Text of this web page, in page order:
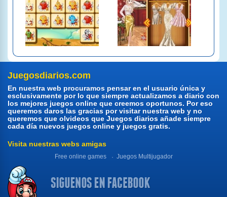
Juegosdiarios.com
En nuestra web procuramos pensar en el usuario única y
esclusivamente por lo que siempre actualizamos a diario con
los mejores juegos online que creemos oportunos. Por eso
queremos daros las gracias por visitar nuestra web y no
queremos que olvideos que Juegos diarios añade siempre
cada día nuevos juegos online y juegos gratis.
Visita nuestras webs amigas
Free online games Juegos Multijugador